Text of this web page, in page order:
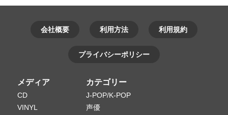
会社概要 利用方法 利用規約
プライバシーポリシー
メディア
CD
VINYL
カテゴリー
J-POP/K-POP
声優